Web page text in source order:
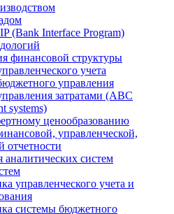
(Bank Interface Program)
финансовой структуры
учета
управления
затратами (АBC
systems)
ценообразованию
управленческой,
отчетности
аналитических систем
управленческого учета и
системы бюджетного